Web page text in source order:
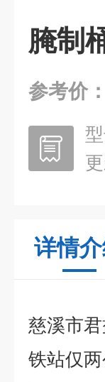
腌制
参考价：
型
详情
慈溪市
铁站仅